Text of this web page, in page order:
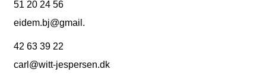
51 20 24 56
eidem.bj@gmail.
42 63 39 22
carl@witt-jespersen.dk